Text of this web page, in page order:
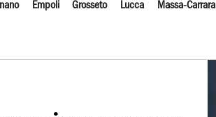
Empoli Grosseto Lucca Massa-Carrara